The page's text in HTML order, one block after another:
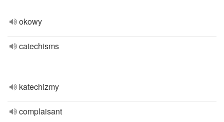
okowy
catechisms
katechizmy
complaisant